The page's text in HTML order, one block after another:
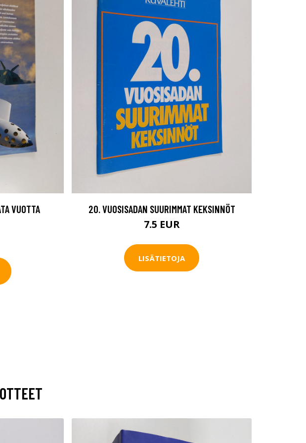
VUOTTA
20. VUOSISADAN SUURIMMAT KEKSINNÖT
7.5 EUR
LISÄTIETOJA